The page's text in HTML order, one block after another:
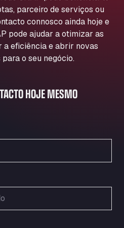
68219
Truckwash.de
parceiro de serviços ou
connosco ainda hoje e
pode ajudar a otimizar as
a eficiência e abrir novas
o seu negócio.
HOJE MESMO